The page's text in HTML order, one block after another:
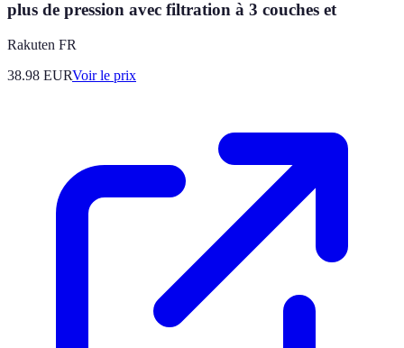
plus de pression avec filtration à 3 couches et
Rakuten FR
38.98 EURVoir le prix